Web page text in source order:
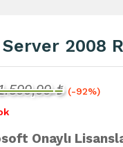
2008
₺ (-92%)
Onaylı